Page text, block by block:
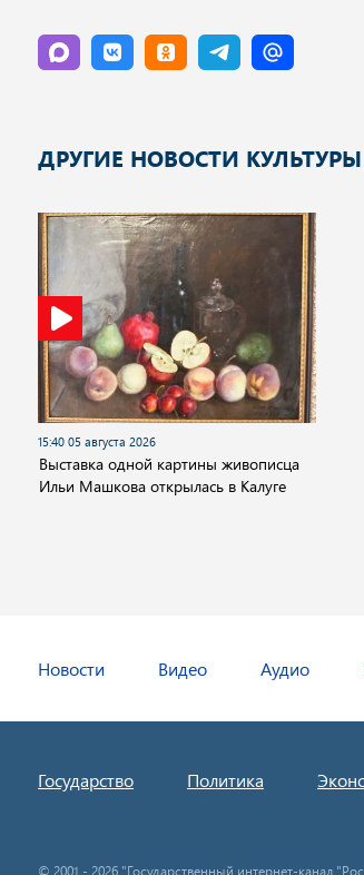
ДРУГИЕ НОВОСТИ КУЛЬТУРЫ
15:40 05 августа 2026
Выставка одной картины живописца
Ильи Машкова открылась в Калуге
Новости Видео Аудио
Государство Политика
© 2001 - 2026 "Государственный интернет-канал